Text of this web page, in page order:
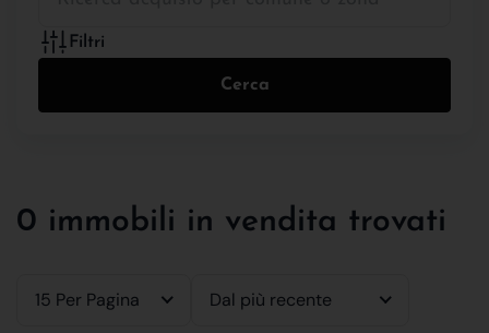
Filtri
Cerca
0 immobili in vendita trovati
15 Per Pagina Dal più recente